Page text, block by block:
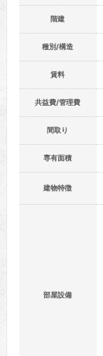
階建
種別/構造
賃料
共益費/管理費
間取り
専有面積
建物特徴
部屋設備